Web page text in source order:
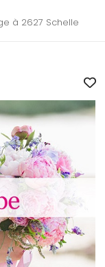
à 2627 Schelle